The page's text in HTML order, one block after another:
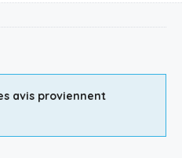
avis proviennent